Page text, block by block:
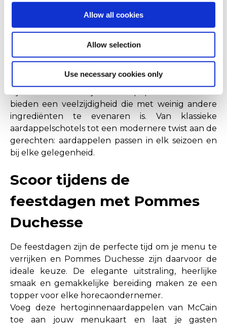
Allow all cookies
Allow selection
Use necessary cookies only
jou als ondernemer gemoedsrust, wetende dat
jouw gasten altijd het beste krijgen.
Aardappel bijgerechten:
onmisbaar in de horeca
Aardappel bijgerechten zoals Pommes Duchesse
bieden een veelzijdigheid die met weinig andere
ingrediënten te evenaren is. Van klassieke
aardappelschotels tot een modernere twist aan de
gerechten: aardappelen passen in elk seizoen en
bij elke gelegenheid.
Scoor tijdens de
feestdagen met Pommes
Duchesse
De feestdagen zijn de perfecte tijd om je menu te
verrijken en Pommes Duchesse zijn daarvoor de
ideale keuze. De elegante uitstraling, heerlijke
smaak en gemakkelijke bereiding maken ze een
topper voor elke horecaondernemer.
Voeg deze hertoginnenaardappelen van McCain
toe aan jouw menukaart en laat je gasten